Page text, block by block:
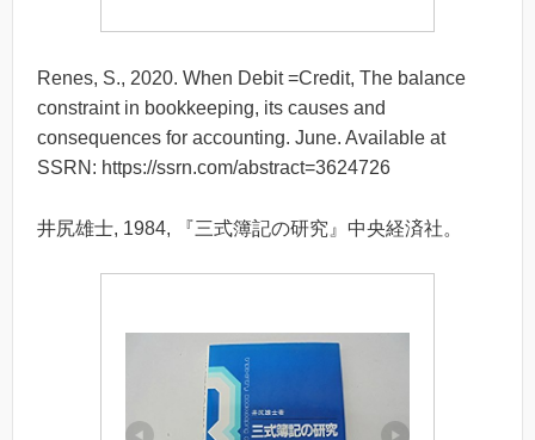
Renes, S., 2020. When Debit =Credit, The balance
constraint in bookkeeping, its causes and
consequences for accounting. June. Available at
SSRN: https://ssrn.com/abstract=3624726
井尻雄士, 1984, 『三式簿記の研究』中央経済社。